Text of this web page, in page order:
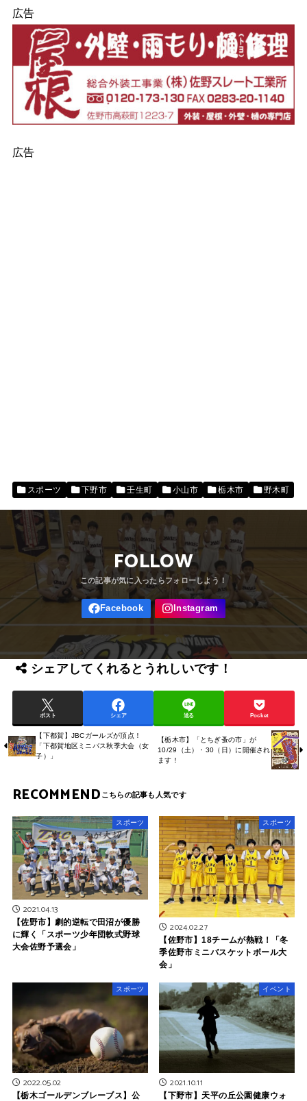
広告
広告
スポーツ 下野市 壬生町 小山市 栃木市 野木町
FOLLOW
シェアしてくれるとうれしいです！
ポスト シェア 送る Pocket
【下都賀】JBCガールズが頂点！
「下都賀地区ミニバス秋季大会（女
子）」
【栃木市】「とちぎ蚤の市」が
10/29（土）・30（日）に開催され
ます！
RECOMMEND
スポーツ
2021.04.13
【佐野市】劇的逆転で田沼が優勝
に輝く「スポーツ少年団軟式野球
大会佐野予選会」
スポーツ
2024.02.27
【佐野市】18チームが熱戦！「冬
季佐野市ミニバスケットボール大
会」
スポーツ
2022.05.02
【栃木ゴールデンブレーブス】公
イベント
2021.10.11
【下野市】天平の丘公園健康ウォ